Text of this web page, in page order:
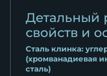
Детальный
свойств и
Сталь клинка:
(хромванадиевая
сталь)